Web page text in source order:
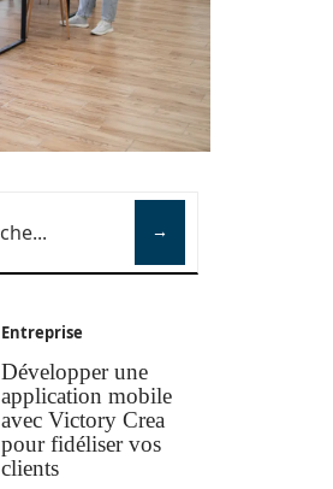
Entreprise
Développer une
application mobile
avec Victory Crea
pour fidéliser vos
clients